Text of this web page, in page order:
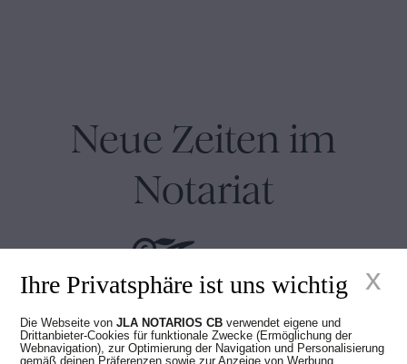
Neue Zeiten im
Notariat
Juan Madridejos Velasco
Luis Alberto Álvarez Moreno
Ihre Privatsphäre ist uns wichtig
Die Webseite vonJLA NOTARIOS CB verwendet eigene und
Drittanbieter-Cookies für funktionale Zwecke (Ermöglichung der
Webnavigation), zur Optimierung der Navigation und Personalisierung
gemäß deinen Präferenzen sowie zur Anzeige von Werbung
x